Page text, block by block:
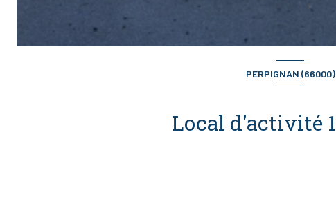
PERPIGNAN (66000)